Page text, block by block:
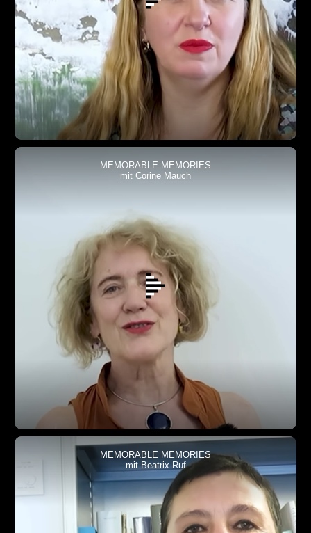
MEMORABLE MEMORIES
mit Corine Mauch
MEMORABLE MEMORIES
mit Beatrix Ruf